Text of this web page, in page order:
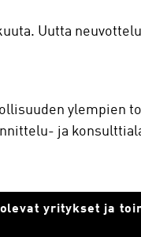
Uutta
ylempien
ja
yritykset ja